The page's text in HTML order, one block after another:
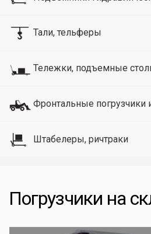
Тали, тельферы
Тележки, подъемные
Фронтальные погрузчики
Штабелеры, ричтраки
Погрузчики на